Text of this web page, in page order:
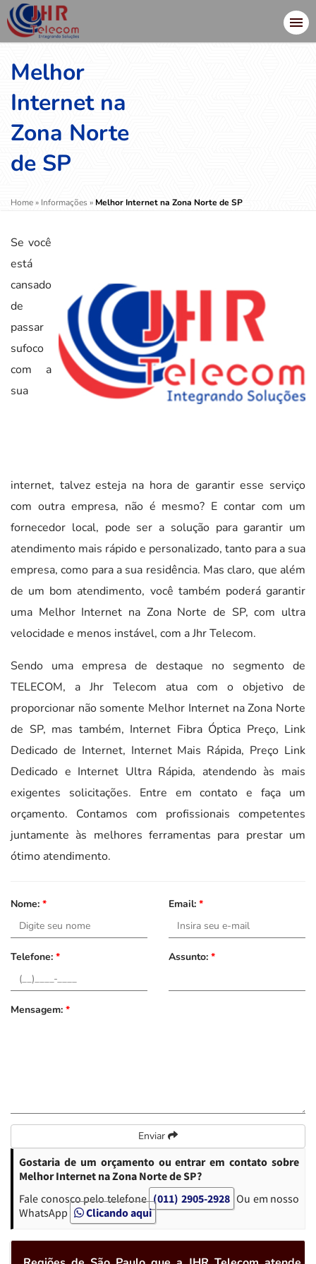
Melhor
Internet na
Zona Norte
de SP
Home» Informações» Melhor Internet na Zona Norte de SP
Se você
está
cansado
de
passar
sufoco
com a
sua
internet, talvez esteja na hora de garantir esse serviço
com outra empresa, não é mesmo? E contar com um
fornecedor local, pode ser a solução para garantir um
atendimento mais rápido e personalizado, tanto para a sua
empresa, como para a sua residência. Mas claro, que além
de um bom atendimento, você também poderá garantir
uma Melhor Internet na Zona Norte de SP, com ultra
velocidade e menos instável, com a Jhr Telecom.
Sendo uma empresa de destaque no segmento de
TELECOM, a Jhr Telecom atua com o objetivo de
proporcionar não somente Melhor Internet na Zona Norte
de SP, mas também, Internet Fibra Óptica Preço, Link
Dedicado de Internet, Internet Mais Rápida, Preço Link
Dedicado e Internet Ultra Rápida, atendendo às mais
exigentes solicitações. Entre em contato e faça um
orçamento. Contamos com profissionais competentes
juntamente às melhores ferramentas para prestar um
ótimo atendimento.
Nome: * Email: *
Telefone: * Assunto: *
Mensagem: *
Enviar
Gostaria de um orçamento ou entrar em contato sobre
Melhor Internet na Zona Norte de SP?
Fale conosco pelo telefone (011) 2905-2928 Ou em nosso
WhatsApp
Clicando aqui